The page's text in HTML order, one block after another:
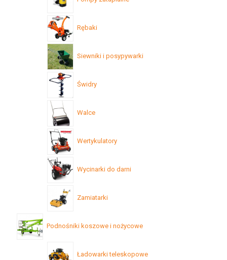
Rębaki
Siewniki i posypywarki
Świdry
Walce
Wertykulatory
Wycinarki do darni
Zamiatarki
Podnośniki koszowe i nożycowe
Ładowarki teleskopowe